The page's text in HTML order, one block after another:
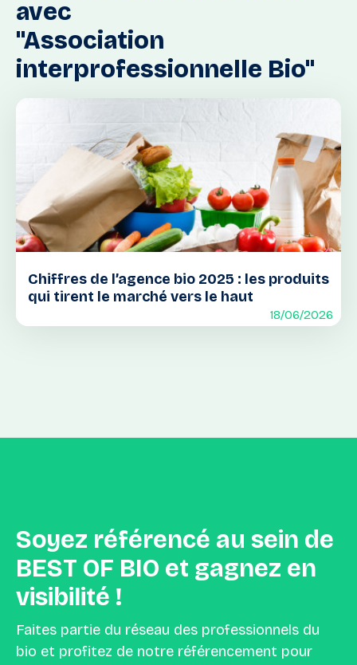
avec
"Association
interprofessionnelle Bio"
Chiffres de l’agence bio 2025 : les produits
qui tirent le marché vers le haut
18/06/2026
Soyez référencé au sein de
BEST OF BIO et gagnez en
visibilité !
Faites partie du réseau des professionnels du
bio et profitez de notre référencement pour